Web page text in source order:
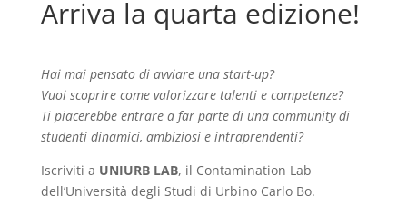
Arriva la quarta edizione!
Hai mai pensato di avviare una start-up?
Vuoi scoprire come valorizzare talenti e competenze?
Ti piacerebbe entrare a far parte di una community di
studenti dinamici, ambiziosi e intraprendenti?
Iscriviti a UNIURB LAB, il Contamination Lab
dell’Università degli Studi di Urbino Carlo Bo.